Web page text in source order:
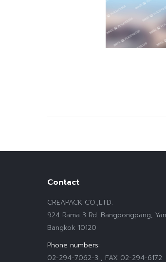
Contact
CREAPACK CO.,LTD.
924 Rama 3 Rd. Bangpongpang,
Bangkok 10120
Phone numbers:
02-294-7062-3 , FAX 02-294-6172